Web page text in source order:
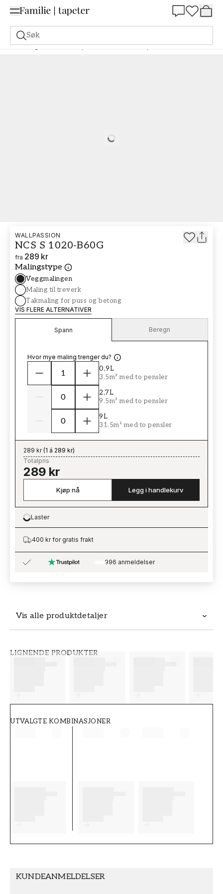
Søk
Maling Bestill basert på NCS Bestill basert på NCS 1020-B60G
Loading…
Vis alle produktdetaljer
LIGNENDE PRODUKTER
UTVALGTE KOMBINASJONER
WALLPASSION
NCS S 1020-B60G
fra 289 kr
Malingstype
Veggmalingen
Maling til treverk
Takmaling for puss og betong
VIS FLERE ALTERNATIVER
Spann Beregn
Hvor mye maling trenger du?
0,9L
3.5m² med to pensler
2,7L
9.5m² med to pensler
9L
31.5m² med to pensler
289 kr(1 á 289 kr)
Totalpris
289 kr
Kjøp nå Legg i handlekurv
Loading…
Laster
400 kr for gratis frakt
996 anmeldelser
KUNDEANMELDELSER